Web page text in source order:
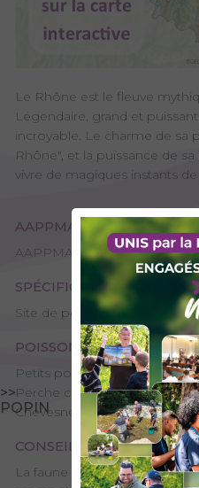
>>
POPIN
Le Rhône est le fleuve
Légendaire, grand et
incroyable. Le charme de sa
Rhône", et la puissance de
vivre de magiques instants
AAPPMA GESTIONNAIRE
AAPPMA de Yenne - La
SPÉCIFICITÉS
Site de pêche – 2ème
POISSONS PRÉSENTS
Petits poissons blancs,
Perche commune, Sandre,
Chevesne, Truite arc-en-ciel
CONSEILS DE PÊCHE
La faune piscicole sur le